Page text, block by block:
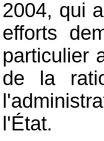
2004, qui
efforts
particulier
de la
l'État.